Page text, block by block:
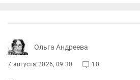
Ольга Андреева
7 августа 2026, 09:30 10